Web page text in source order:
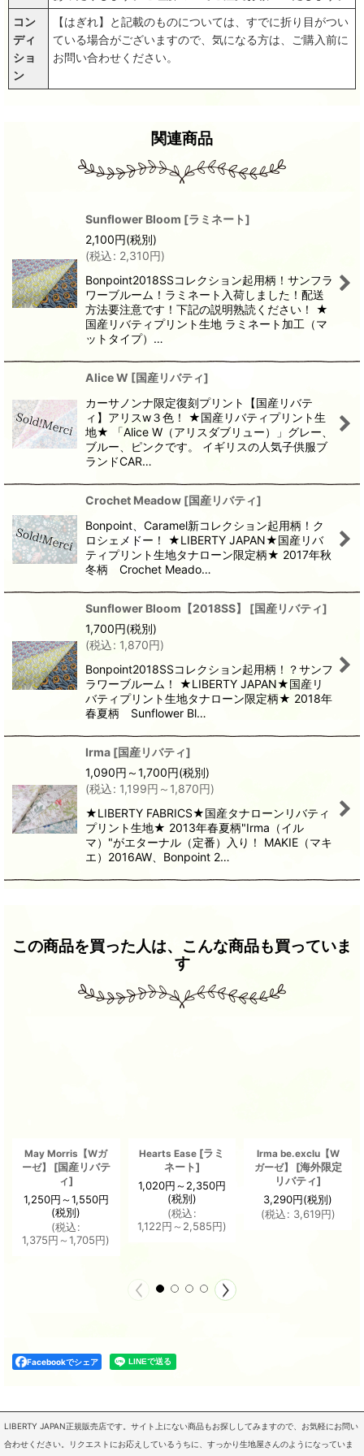
コン
ディ
ショ
ン
【はぎれ】と記載のものについては、すでに折り目がつい
ている場合がございますので、気になる方は、ご購入前に
お問い合わせください。
関連商品
Sunflower Bloom [ラミネート]
2,100円(税別)
(税込: 2,310円)
Bonpoint2018SSコレクション起用柄！サンフラ
ワーブルーム！ラミネート入荷しました！配送
方法要注意です！下記の説明熟読ください！ ★
国産リバティプリント生地 ラミネート加工（マ
ットタイプ）…
Alice W [国産リバティ]
カーサノンナ限定復刻プリント【国産リバテ
ィ】アリスw３色！ ★国産リバティプリント生
地★ 「Alice W（アリスダブリュー）」グレー、
ブルー、ピンクです。 イギリスの人気子供服ブ
ランドCAR…
Crochet Meadow [国産リバティ]
Bonpoint、Caramel新コレクション起用柄！ク
ロシェメドー！ ★LIBERTY JAPAN★国産リバ
ティプリント生地タナローン限定柄★ 2017年秋
冬柄 Crochet Meado…
Sunflower Bloom【2018SS】 [国産リバティ]
1,700円(税別)
(税込: 1,870円)
Bonpoint2018SSコレクション起用柄！？サンフ
ラワーブルーム！ ★LIBERTY JAPAN★国産リ
バティプリント生地タナローン限定柄★ 2018年
春夏柄 Sunflower Bl…
Irma [国産リバティ]
1,090円 ～1,700円(税別)
(税込: 1,199円 ～1,870円)
★LIBERTY FABRICS★国産タナローンリバティ
プリント生地★ 2013年春夏柄"Irma（イル
マ）"がエターナル（定番）入り！ MAKIE（マキ
エ）2016AW、Bonpoint 2…
この商品を買った人は、こんな商品も買っていま
す
May Morris【Wガ
ーゼ】
[国産リバテ
ィ]
1,250円～1,550円
(税別)
(税込:
1,375円 ～1,705円)
Hearts Ease [ラミ
ネート]
1,020円～2,350円
(税別)
(税込:
1,122円 ～2,585円)
Irma be.exclu【W
ガーゼ】
[海外限定
リバティ]
3,290円(税別)
(税込: 3,619円)
Facebookでシェア
LIBERTY JAPAN正規販売店です。サイト上にない商品もお探ししてみますので、お気軽にお問い
合わせください。リクエストにお応えしているうちに、すっかり生地屋さんのようになっていま